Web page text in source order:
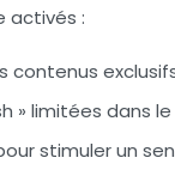
activés :
contenus
» limitées dans
stimuler un